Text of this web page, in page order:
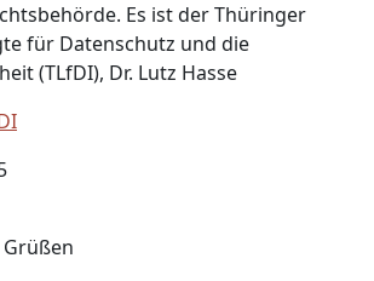
Es ist der Thüringer
für Datenschutz und die
(TLfDI), Dr. Lutz Hasse